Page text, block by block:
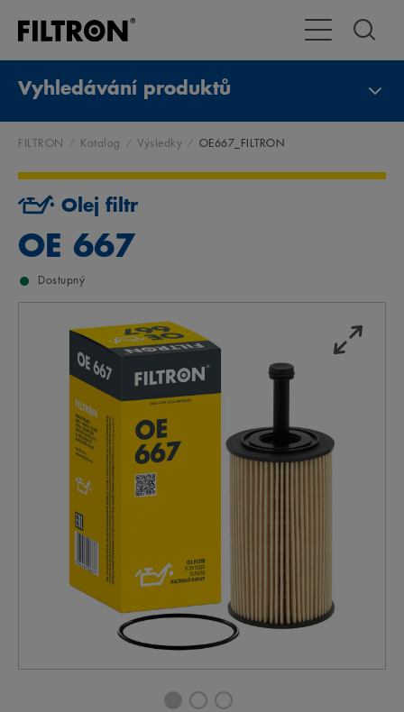
Přepnout
Vyhledávání produktů
FILTRON Katalog Výsledky OE667_FILTRON
Olej filtr
OE 667
Dostupný